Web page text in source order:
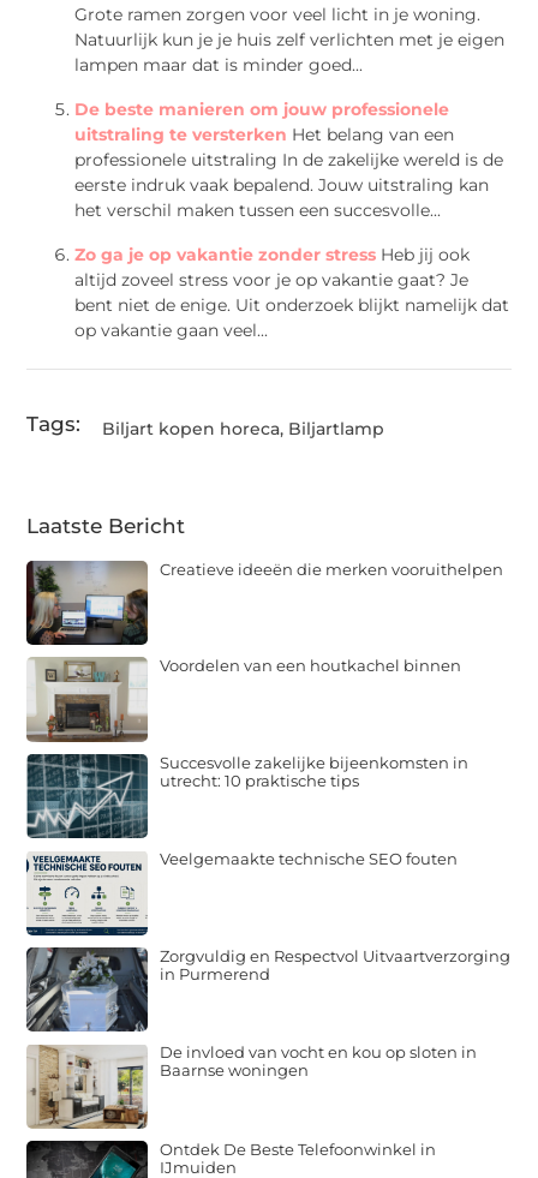
Grote ramen zorgen voor veel licht in je woning.
Natuurlijk kun je je huis zelf verlichten met je eigen
lampen maar dat is minder goed...
De beste manieren om jouw professionele
uitstraling te versterken Het belang van een
professionele uitstraling In de zakelijke wereld is de
eerste indruk vaak bepalend. Jouw uitstraling kan
het verschil maken tussen een succesvolle...
Zo ga je op vakantie zonder stress Heb jij ook
altijd zoveel stress voor je op vakantie gaat? Je
bent niet de enige. Uit onderzoek blijkt namelijk dat
op vakantie gaan veel...
Tags: Biljart kopen horeca, Biljartlamp
Laatste Bericht
Creatieve ideeën die merken vooruithelpen
Voordelen van een houtkachel binnen
Succesvolle zakelijke bijeenkomsten in
utrecht: 10 praktische tips
Veelgemaakte technische SEO fouten
Zorgvuldig en Respectvol Uitvaartverzorging
in Purmerend
De invloed van vocht en kou op sloten in
Baarnse woningen
Ontdek De Beste Telefoonwinkel in
IJmuiden